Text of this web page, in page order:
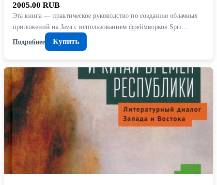
2005.00 RUB
Эта книга — практическое руководство по созданию облачных
приложений на Java с использованием фреймворков Spri…
Подробнее
Купить